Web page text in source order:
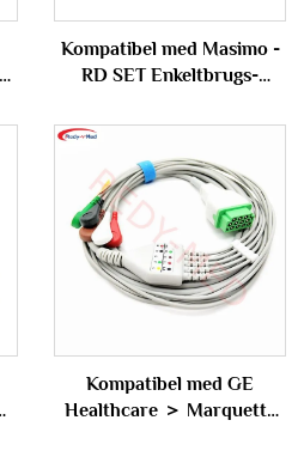
Kompatibel med Masimo -
RD SET Enkeltbrugs-
Kompatibel med GE
Healthcare ＞ Marquette